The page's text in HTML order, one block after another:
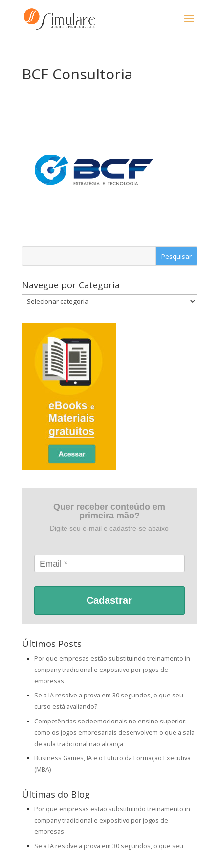
BCF Consultoria
Navegue por Categoria
Quer receber conteúdo em
primeira mão?
Digite seu e-mail e cadastre-se abaixo
Cadastrar
Últimos Posts
Por que empresas estão substituindo treinamento in
company tradicional e expositivo por jogos de
empresas
Se a IA resolve a prova em 30 segundos, o que seu
curso está avaliando?
Competências socioemocionais no ensino superior:
como os jogos empresariais desenvolvem o que a sala
de aula tradicional não alcança
Business Games, IA e o Futuro da Formação Executiva
(MBA)
Últimas do Blog
Por que empresas estão substituindo treinamento in
company tradicional e expositivo por jogos de
empresas
Se a IA resolve a prova em 30 segundos, o que seu